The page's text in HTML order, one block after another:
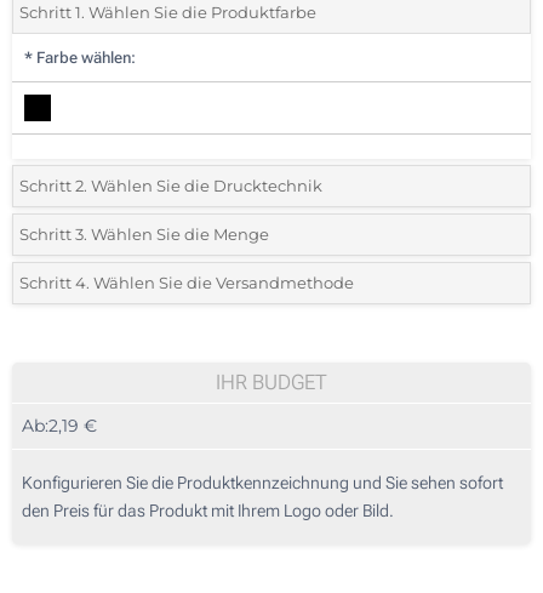
Schritt 1. Wählen Sie die Produktfarbe
* Farbe wählen:
Schritt 2. Wählen Sie die Drucktechnik
*Wählen Sie die Druck- und Farbtechniken für Ihr Logo:
1 Farbig (Vorderseite)
Vollfarbdruck (Auf der Tasche)
Schritt 3. Wählen Sie die Menge
*Bitte wählen Sie Ihre gewünschte Menge
20
100
Schritt 4. Wählen Sie die Versandmethode
IHR BUDGET
Ab:2,19 €
Konfigurieren Sie die Produktkennzeichnung und Sie sehen sofort
den Preis für das Produkt mit Ihrem Logo oder Bild.